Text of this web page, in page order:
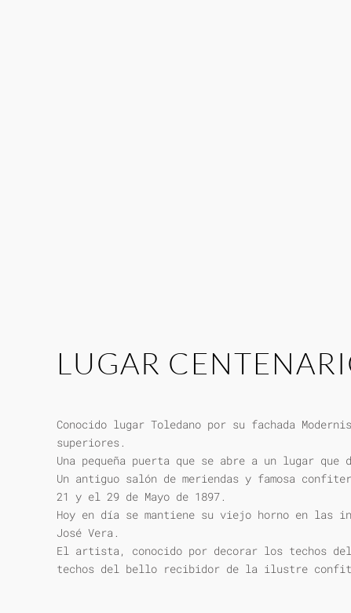
LUGAR
Conocido lugar Toledano por su fachada
superiores.
Una pequeña puerta que se abre a un lugar
Un antiguo salón de meriendas y famosa
21 y el 29 de Mayo de 1897.
Hoy en día se mantiene su viejo horno en
José Vera.
El artista, conocido por decorar los techos del
techos del bello recibidor de la ilustre